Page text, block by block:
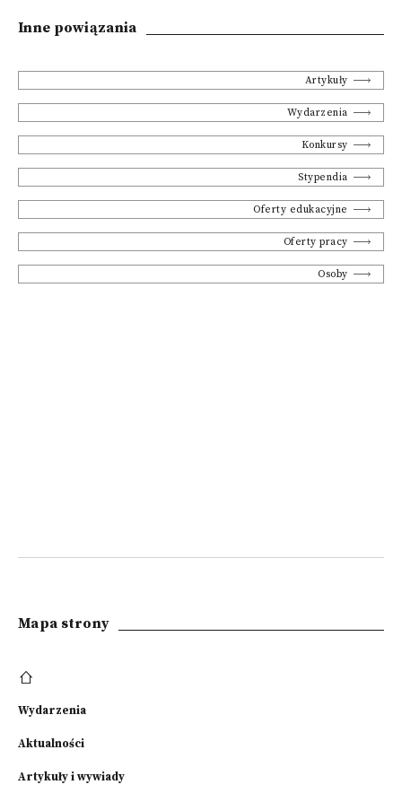
Inne powiązania
Artykuły
Wydarzenia
Konkursy
Stypendia
Oferty edukacyjne
Oferty pracy
Osoby
Mapa strony
Wydarzenia
Aktualności
Artykuły i wywiady